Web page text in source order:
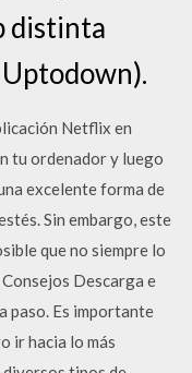
distinta
Netflix en
tu ordenador y luego
excelente forma de
Sin embargo, este
que no siempre lo
Descarga e
paso. Es importante
ir hacia lo más